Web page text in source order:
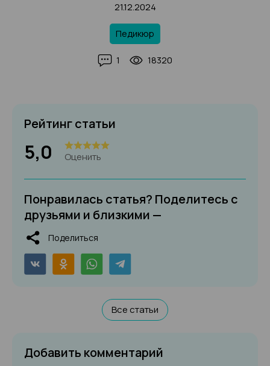
21.12.2024
Педикюр
1 18320
Рейтинг статьи
5,0 Оценить
Понравилась статья? Поделитесь с
друзьями и близкими —
Поделиться
Все статьи
Добавить комментарий